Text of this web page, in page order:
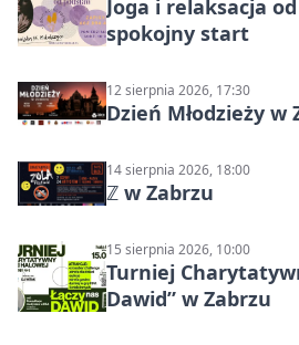
Joga i relaksacja
spokojny start
12 sierpnia 2026, 17:30
Dzień Młodzieży w
14 sierpnia 2026, 18:00
ℤ w Zabrzu
15 sierpnia 2026, 10:00
Turniej
Dawid” w Zabrzu